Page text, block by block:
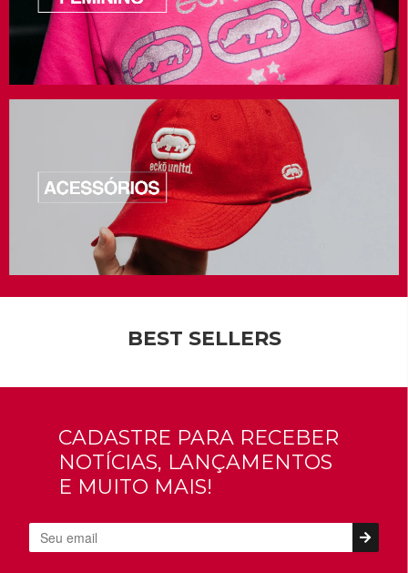
BEST SELLERS
CADASTRE PARA RECEBER
NOTÍCIAS, LANÇAMENTOS
E MUITO MAIS!